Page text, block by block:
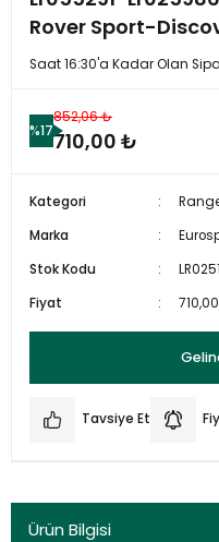
Rover Sport-
Saat 16:30'a Kadar Olan
%17
852,06 ₺
710,00 ₺
Kategori
Marka
Stok Kodu
Fiyat
Tavsiye Et
Ürün Bilgisi